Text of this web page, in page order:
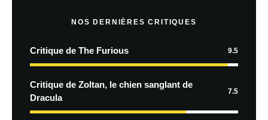
NOS DERNIÈRES CRITIQUES
Critique de The Furious 9.5
Critique de Zoltan, le chien sanglant de
Dracula
7.5